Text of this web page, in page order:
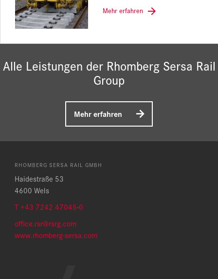
Mehr erfahren
Alle Leistungen der Rhomberg Sersa Rail
Group
Mehr erfahren
RHOMBERG SERSA RAIL GMBH
Haidestraße 53
4600 Wels
T +43 7242 47045-0
office.rsr@rsrg.com
www.rhomberg-sersa.com